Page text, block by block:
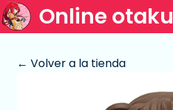
Online otaku
← Volver a la tienda